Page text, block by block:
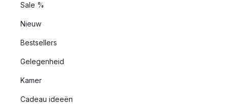
Sale %
Nieuw
Bestsellers
Gelegenheid
Kamer
Cadeau ideeën